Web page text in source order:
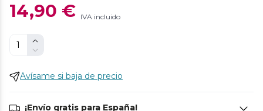
14,90 € IVA incluido
Avísame si baja de precio
¡Envío gratis para España!